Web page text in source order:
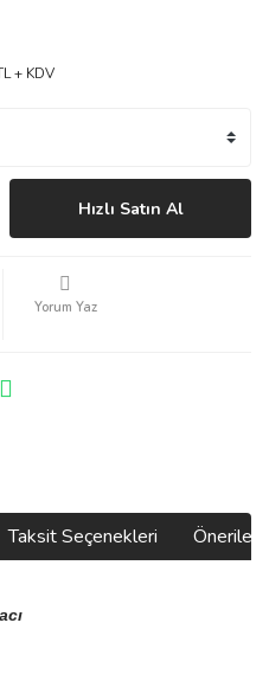
+ KDV
Hızlı Satın Al
Yorum Yaz
Taksit Seçenekleri